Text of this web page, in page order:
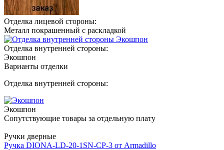
Отделка лицевой стороны:
Металл покрашенный с раскладкой
Отделка внутренней стороны:
Экошпон
Варианты отделки
Отделка внутренней стороны:
Экошпон
Сопутствующие товары за отдельную плату
Ручки дверные
Ручка DIONA-LD-20-1SN-CP-3 от Armadillo